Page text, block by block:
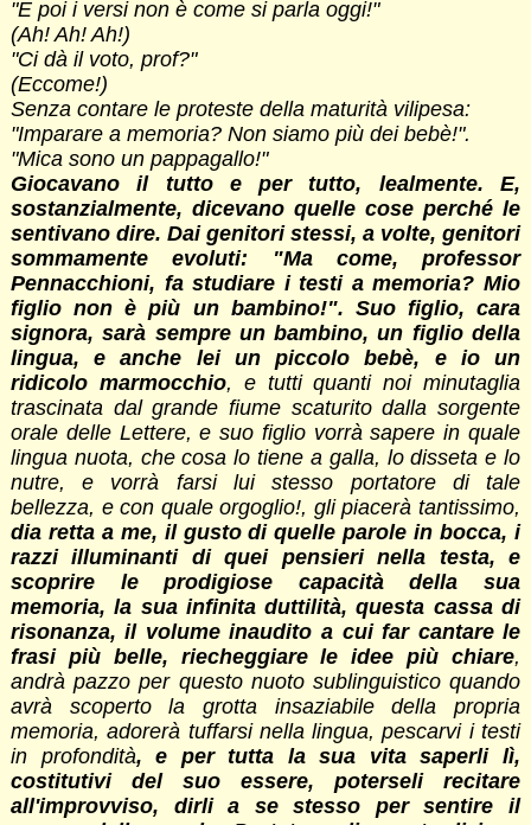
"E poi i versi non è come si parla oggi!"
(Ah! Ah! Ah!)
"Ci dà il voto, prof?"
(Eccome!)
Senza contare le proteste della maturità vilipesa:
"Imparare a memoria? Non siamo più dei bebè!".
"Mica sono un pappagallo!"
Giocavano il tutto e per tutto, lealmente. E,
sostanzialmente, dicevano quelle cose perché le
sentivano dire. Dai genitori stessi, a volte, genitori
sommamente evoluti: "Ma come, professor
Pennacchioni, fa studiare i testi a memoria? Mio
figlio non è più un bambino!". Suo figlio, cara
signora, sarà sempre un bambino, un figlio della
lingua, e anche lei un piccolo bebè, e io un
ridicolo marmocchio, e tutti quanti noi minutaglia
trascinata dal grande fiume scaturito dalla sorgente
orale delle Lettere, e suo figlio vorrà sapere in quale
lingua nuota, che cosa lo tiene a galla, lo disseta e lo
nutre, e vorrà farsi lui stesso portatore di tale
bellezza, e con quale orgoglio!, gli piacerà tantissimo,
dia retta a me, il gusto di quelle parole in bocca, i
razzi illuminanti di quei pensieri nella testa, e
scoprire le prodigiose capacità della sua
memoria, la sua infinita duttilità, questa cassa di
risonanza, il volume inaudito a cui far cantare le
frasi più belle, riecheggiare le idee più chiare,
andrà pazzo per questo nuoto sublinguistico quando
avrà scoperto la grotta insaziabile della propria
memoria, adorerà tuffarsi nella lingua, pescarvi i testi
in profondità, e per tutta la sua vita saperli lì,
costitutivi del suo essere, poterseli recitare
all'improvviso, dirli a se stesso per sentire il